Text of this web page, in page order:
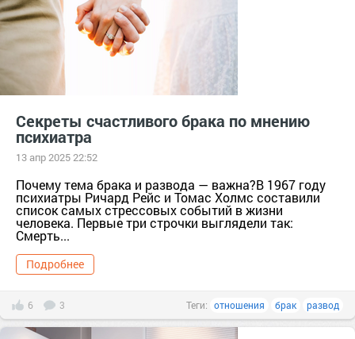
Секреты счастливого брака по мнению
психиатра
13 апр 2025 22:52
Почему тема брака и развода — важна?В 1967 году
психиатры Ричард Рейс и Томас Холмс составили
список самых стрессовых событий в жизни
человека. Первые три строчки выглядели так:
Смерть...
Подробнее
6 3 Теги: отношения брак развод